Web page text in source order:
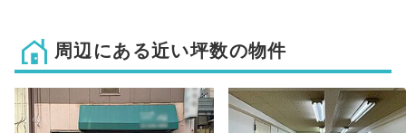
周辺にある近い坪数の物件